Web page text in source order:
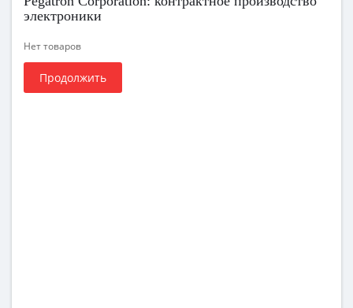
электроники
Нет товаров
Продолжить